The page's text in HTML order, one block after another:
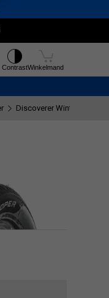
M
ContrastWinkelmand
Discoverer Winter